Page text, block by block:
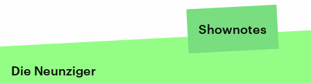
Shownotes
Die Neunziger